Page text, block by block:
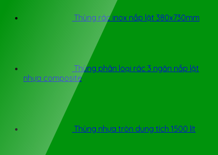
Thùng rác inox nắp lật 380x730mm
Thùng phân loại rác 3 ngăn nắp lật
nhựa composite
Thùng nhựa tròn dung tích 1500 lít